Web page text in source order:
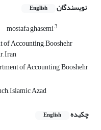
نویسندگان English
mostafa ghasemi3
Accounting, Booshehr
Iran
of Accounting, Booshehr
Islamic Azad
چکیده
English